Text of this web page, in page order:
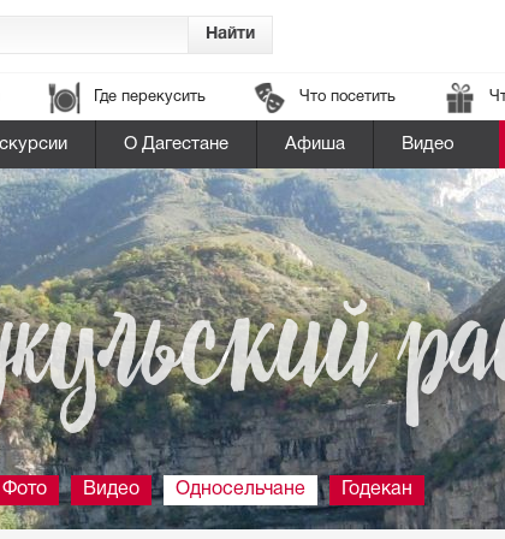
Где перекусить Что посетить
О Дагестане Афиша Видео
Фото Видео Односельчане Годекан